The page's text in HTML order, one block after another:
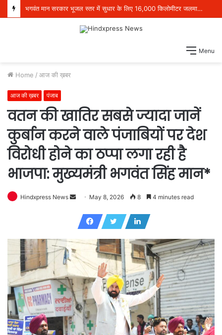
भगवंत मान सरकार भूजल स्तर में सुधार के लिए 16,000 किलोमीटर जलमार्गों (खालों) का पुनर्जीवन कर रही है: हरपाल सिंह चीमा
Menu
Home / आज की ख़बर
आज की ख़बर पंजाब
वतन की खातिर सबसे ज्यादा जानें
कुर्बान करने वाले पंजाबियों पर देश
विरोधी होने का ठप्पा लगा रही है
भाजपा: मुख्यमंत्री भगवंत सिंह मान*
Hindxpress News
a
n
a
i
l
May 8, 2026 8 4 minutes read